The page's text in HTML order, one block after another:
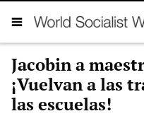
Jacobin a
¡Vuelvan a las
las escuelas!